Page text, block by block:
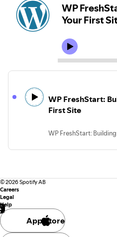
WP
Your First
WP FreshStart:
First Site
WP FreshStart:
©2026Spotify AB
Careers
Legal
Help
App Store